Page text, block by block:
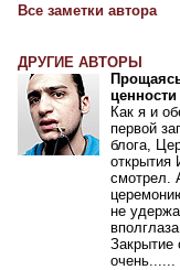
Все заметки автора
ДРУГИЕ АВТОРЫ
ценности
Как я и
первой
блога,
открытия
смотрел.
не
Закрытие
очень......